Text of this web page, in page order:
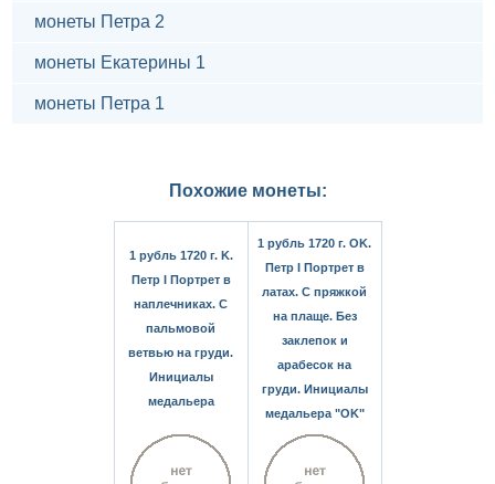
монеты Петра 2
монеты Екатерины 1
монеты Петра 1
Похожие монеты:
1 рубль 1720 г. K.
Петр I Портрет в
наплечниках. С
пальмовой
ветвью на груди.
Инициалы
медальера
1 рубль 1720 г. OK.
Петр I Портрет в
латах. С пряжкой
на плаще. Без
заклепок и
арабесок на
груди. Инициалы
медальера "OK"